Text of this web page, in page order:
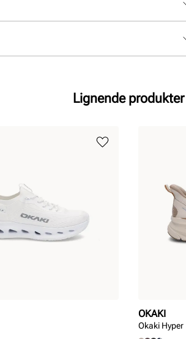
Lignende produkter
OKAKI
Okaki Hyper